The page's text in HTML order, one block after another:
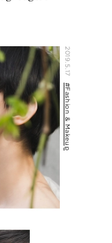
2019.5.17
#Fashion & Makeup